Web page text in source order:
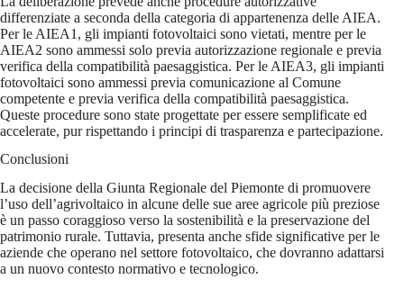
differenziate a seconda della categoria di appartenenza delle AIEA.
Per le AIEA1, gli impianti fotovoltaici sono vietati, mentre per le
AIEA2 sono ammessi solo previa autorizzazione regionale e previa
verifica della compatibilità paesaggistica. Per le AIEA3, gli impianti
fotovoltaici sono ammessi previa comunicazione al Comune
competente e previa verifica della compatibilità paesaggistica.
Queste procedure sono state progettate per essere semplificate ed
accelerate, pur rispettando i principi di trasparenza e partecipazione.
Conclusioni
La decisione della Giunta Regionale del Piemonte di promuovere
l’uso dell’agrivoltaico in alcune delle sue aree agricole più preziose
è un passo coraggioso verso la sostenibilità e la preservazione del
patrimonio rurale. Tuttavia, presenta anche sfide significative per le
aziende che operano nel settore fotovoltaico, che dovranno adattarsi
a un nuovo contesto normativo e tecnologico.